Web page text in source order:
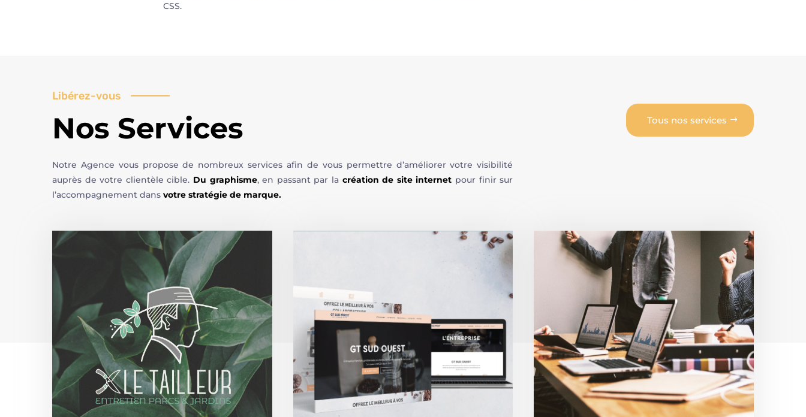
CSS.
Libérez-vous
Nos Services
Notre Agence vous propose de nombreux services afin de vous permettre d’améliorer votre visibilité
auprès de votre clientèle cible. Du graphisme, en passant par la création de site internet pour finir sur
l’accompagnement dans votre stratégie de marque.
Tous nos services